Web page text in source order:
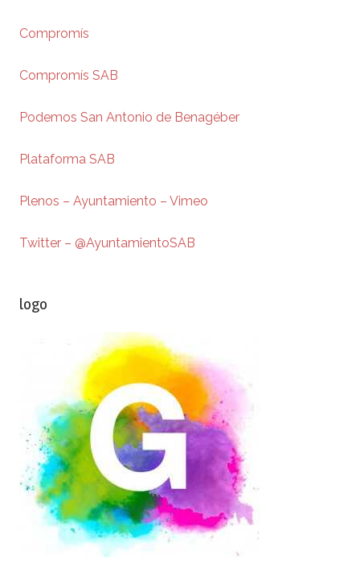
Compromís
Compromís SAB
Podemos San Antonio de Benagéber
Plataforma SAB
Plenos – Ayuntamiento – Vimeo
Twitter – @AyuntamientoSAB
logo